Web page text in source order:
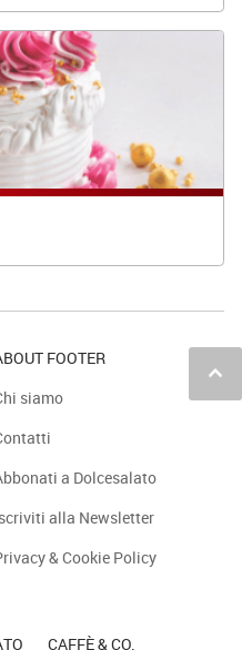
keyboard_arrow_up
FOOTER
siamo
a Dolcesalato
alla Newsletter
& Cookie Policy
CAFFÈ & CO.